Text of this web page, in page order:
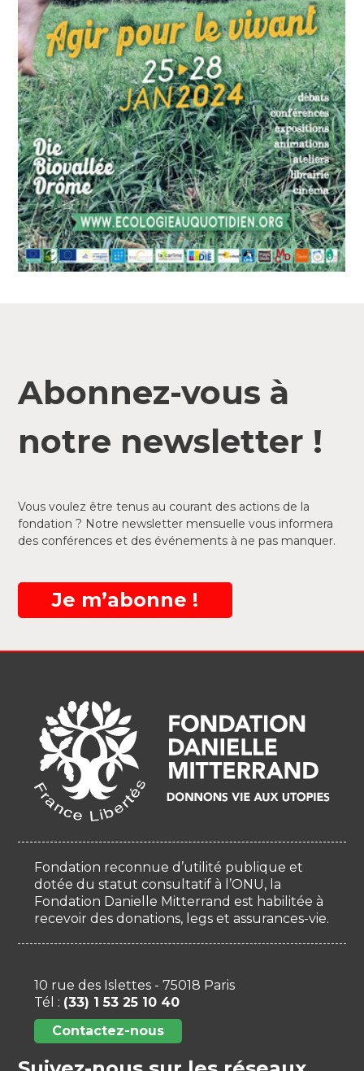
Abonnez-vous à
notre newsletter !
Vous voulez être tenus au courant des actions de la
fondation ? Notre newsletter mensuelle vous informera
des conférences et des événements à ne pas manquer.
Je m’abonne !
Fondation reconnue d’utilité publique et
dotée du statut consultatif à l’ONU, la
Fondation Danielle Mitterrand est habilitée à
recevoir des donations, legs et assurances-vie.
10 rue des Islettes - 75018 Paris
Tél : (33) 1 53 25 10 40
Contactez-nous